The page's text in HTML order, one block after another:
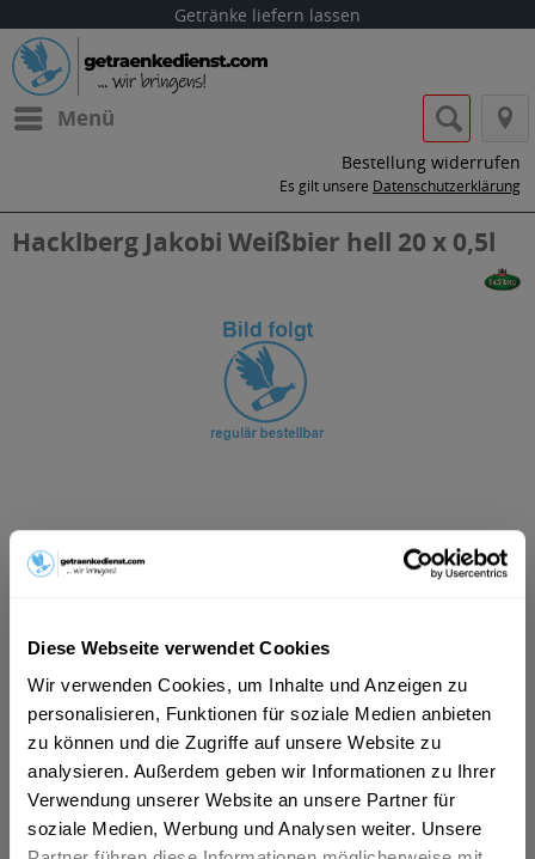
Diese Webseite verwendet Cookies
Wir verwenden Cookies, um Inhalte und Anzeigen zu
personalisieren, Funktionen für soziale Medien anbieten
zu können und die Zugriffe auf unsere Website zu
analysieren. Außerdem geben wir Informationen zu Ihrer
Verwendung unserer Website an unsere Partner für
soziale Medien, Werbung und Analysen weiter. Unsere
Getränke liefern lassen
Menü
Bestellung widerrufen
Es gilt unsere Datenschutzerklärung
Hacklberg Jakobi Weißbier hell 20 x 0,5l
inkl. MwSt.ggf. zzgl. Erschwerniszuschlag
Vorrätig
MEHRWEG
+3,10 € Pfand
In den Warenkorb